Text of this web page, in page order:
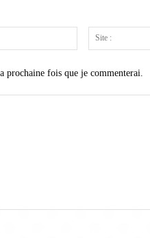
Email
:*
fois que je commenterai.